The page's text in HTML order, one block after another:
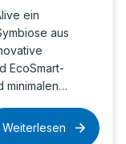
ein
aus
EcoSmart-
minimalen…
Weiterlesen